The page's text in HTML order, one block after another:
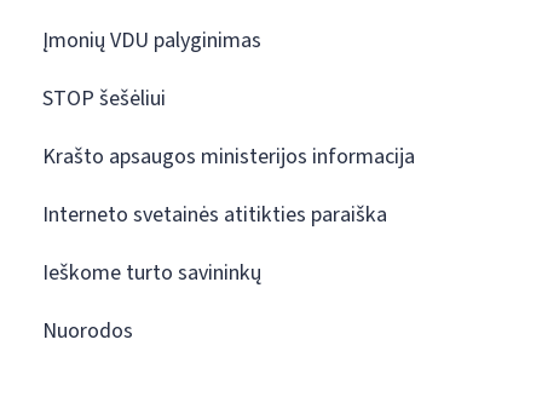
Įmonių VDU palyginimas
STOP šešėliui
Krašto apsaugos ministerijos informacija
Interneto svetainės atitikties paraiška
Ieškome turto savininkų
Nuorodos